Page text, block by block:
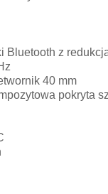
Bluetooth z
40 mm
pokryta